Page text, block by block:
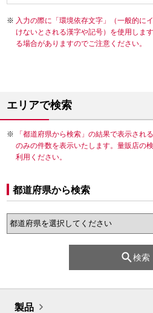
入力の際に「環境依存文字」（一般的に
けないとされる漢字や記号）を使用しま
る場合がありますのでご注意ください。
エリアで検索
「都道府県から検索」の結果で表示され
のみの件数を表示いたします。量販店の
利用ください。
都道府県から検索
検索
製品